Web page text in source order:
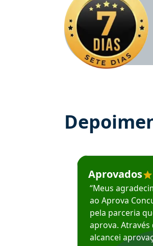
Estudante José
Aprovados
“Meus
ao Aprova
pela parceria
aprova. Através
alcancei